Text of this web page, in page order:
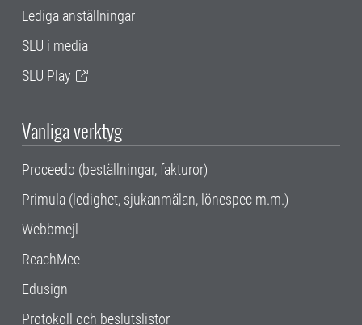
Lediga anställningar
SLU i media
SLU Play
Vanliga verktyg
Proceedo (beställningar, fakturor)
Primula (ledighet, sjukanmälan, lönespec m.m.)
Webbmejl
ReachMee
Edusign
Protokoll och beslutslistor